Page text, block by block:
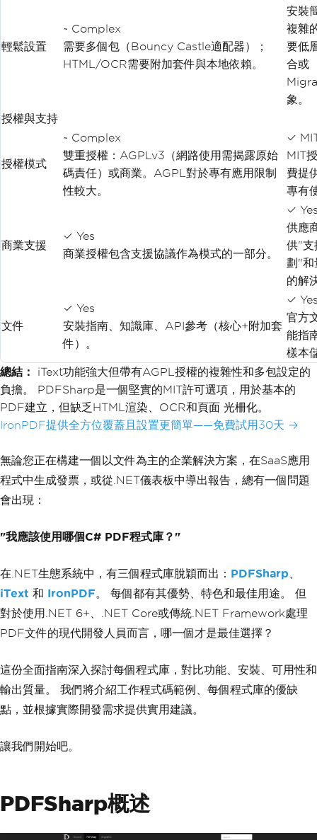
輕鬆設置
~ Complex
需要多個包（Bouncy Castle適配器）；
HTML/OCR需要附加套件與本地依賴。
安裝
複雜
要低
合或
象。
授權與支持
授權模式
~ Complex
雙重授權：AGPLv3（網路使用需揭露原始
碼責任）或商業。AGPL對於專有應用限制
性較大。
✓
MIT
費提
專有
商業支援
✓ Yes
商業授權包含支援協議作為模式的一部分。
✓
供應
供"支
劃"和
的解
文件
✓ Yes
安裝指南、知識庫、API參考（核心+附加套
件）。
✓
官方
能指
樣本
總結：
iText功能強大但帶有AGPL授權的複雜性和多包設定的
負擔。 PDFSharp是一個堅實的MIT許可選項，用於基本的
PDF建立，但缺乏HTML渲染、OCR和頁面 光柵化。
IronPDF提供全方位覆蓋且設置更簡單——免費試用30天 →
無論您正在構建一個以文件為主的企業解決方案，在SaaS應用
程式中生成發票，或從.NET儀表板中導出報告，總有一個問題
會出現：
"我應該使用哪個C# PDF程式庫？"
在.NET生態系統中，有三個程式庫脫穎而出： PDFSharp
iText 和 IronPDF。 每個都有其優勢、特色和最佳用途。 但
對於使用.NET 6+、.NET Core或傳統.NET Framework處理
PDF文件的現代開發人員而言，哪一個才是最佳選擇？
這份全面指南深入探討每個程式庫，對比功能、安裝、可用性和
輸出質量。 我們將介紹工作程式碼範例、每個程式庫的優缺
點，並根據實際開發需求提供實用建議。
讓我們開始吧。
PDFSharp概述